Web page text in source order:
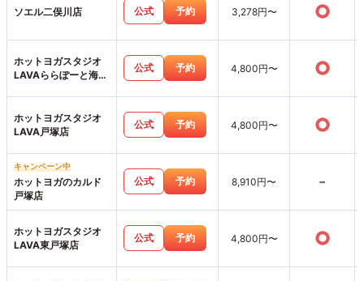
ソエル二俣川店 公式 予約 3,278円〜 ○
ホットヨガスタジオ
LAVAららぽーと海老
公式 予約 4,800円〜 ○
ホットヨガスタジオ
LAVA戸塚店
公式 予約 4,800円〜 ○
キャンペーン中
ホットヨガのカルド
戸塚店
公式 予約 8,910円〜 -
ホットヨガスタジオ
LAVA東戸塚店
公式 予約 4,800円〜 ○